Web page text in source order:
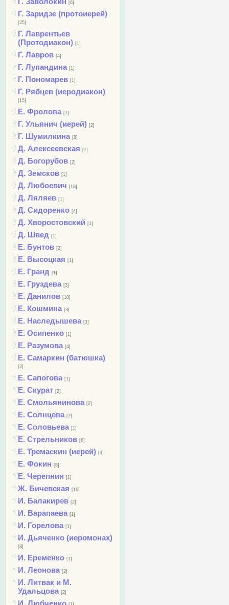
[6]
Г. Заридзе (протоиерей)
[25]
Г. Лаврентьев
(Протодиакон) [1]
Г. Лавров [4]
Г. Лупандина [1]
Г. Пономарев [1]
Г. Рябцев (иеродиакон)
[15]
Е. Фролова [7]
Г. Ульянич (иерей) [2]
Г. Шумилкина [8]
Д. Алексеевская [1]
Д. Богорубов [2]
Д. Земсков [1]
Д. Любоевич [18]
Д. Ляляев [1]
Д. Сидоренко [4]
Д. Хворостовский [1]
Д. Швед [1]
Е. Бунтов [2]
Е. Высоцкая [1]
Е. Гранд [1]
Е. Груздева [3]
Е. Данилов [10]
Е. Кошмина [3]
Е. Наследышева [3]
Е. Осипенко [1]
Е. Разумова [4]
Е. Самаркин (батюшка)
[2]
Е. Сапогова [1]
Е. Скурат [2]
Е. Смольянинова [2]
Е. Солнцева [2]
Е. Соловьева [1]
Е. Стрельников [6]
Е. Тремаскин (иерей) [3]
Е. Фокин [8]
Е. Черепнин [1]
Ж. Бичевская [16]
И. Балакирев [2]
И. Варапаева [1]
И. Горелова [1]
И. Дьяченко (иеромонах)
[8]
И. Еременко [1]
И. Леонова [2]
И. Литвак и М.
Удальцова [2]
И. Любченко